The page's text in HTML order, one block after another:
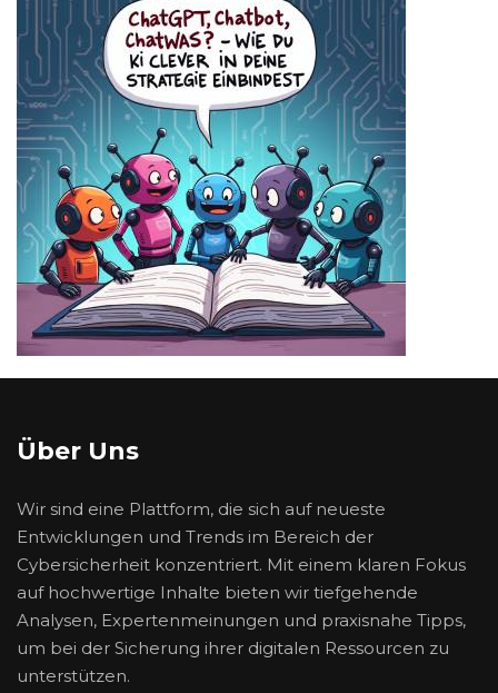
Über Uns
Wir sind eine Plattform, die sich auf neueste
Entwicklungen und Trends im Bereich der
Cybersicherheit konzentriert. Mit einem klaren Fokus
auf hochwertige Inhalte bieten wir tiefgehende
Analysen, Expertenmeinungen und praxisnahe Tipps,
um bei der Sicherung ihrer digitalen Ressourcen zu
unterstützen.